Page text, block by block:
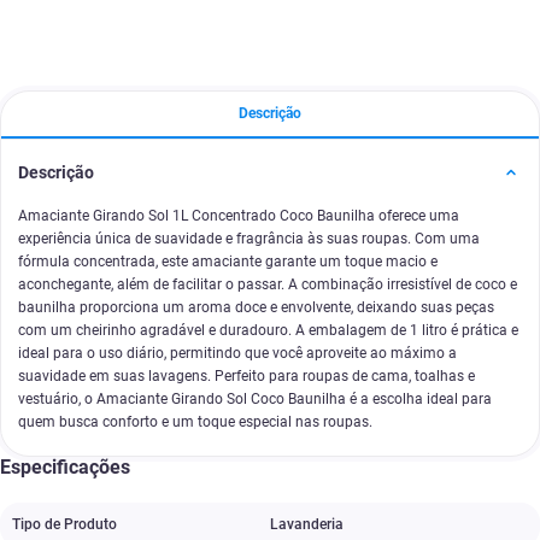
Descrição
Descrição
Amaciante Girando Sol 1L Concentrado Coco Baunilha oferece uma
experiência única de suavidade e fragrância às suas roupas. Com uma
fórmula concentrada, este amaciante garante um toque macio e
aconchegante, além de facilitar o passar. A combinação irresistível de coco e
baunilha proporciona um aroma doce e envolvente, deixando suas peças
com um cheirinho agradável e duradouro. A embalagem de 1 litro é prática e
ideal para o uso diário, permitindo que você aproveite ao máximo a
suavidade em suas lavagens. Perfeito para roupas de cama, toalhas e
vestuário, o Amaciante Girando Sol Coco Baunilha é a escolha ideal para
quem busca conforto e um toque especial nas roupas.
Especificações
Tipo de Produto Lavanderia